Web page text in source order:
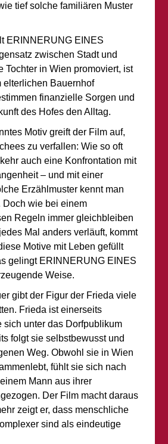
tief solche familiären Muster
ERINNERUNG EINES
zwischen Stadt und
Tochter in Wien promoviert, ist
elterlichen Bauernhof
finanzielle Sorgen und
des Hofes den Alltag.
Motiv greift der Film auf,
zu verfallen: Wie so oft
auch eine Konfrontation mit
– und mit einer
Erzählmuster kennt man
wie bei einem
Regeln immer gleichbleiben
Mal anders verläuft, kommt
Motive mit Leben gefüllt
gelingt ERINNERUNG EINES
Weise.
gibt der Figur der Frieda viele
Frieda ist einerseits
sich unter das Dorfpublikum
folgt sie selbstbewusst und
Weg. Obwohl sie in Wien
fühlt sie sich nach
Mann aus ihrer
Der Film macht daraus
zeigt er, dass menschliche
sind als eindeutige